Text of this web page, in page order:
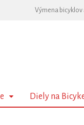
Výmena
Diely na